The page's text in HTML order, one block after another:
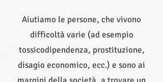
Aiutiamo le persone, che vivono
difficoltà varie (ad esempio
tossicodipendenza, prostituzione,
disagio economico, ecc.) e sono ai